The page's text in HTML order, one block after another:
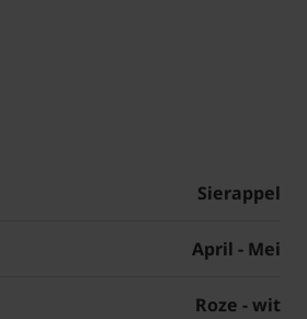
Sierappel
April - Mei
Roze - wit